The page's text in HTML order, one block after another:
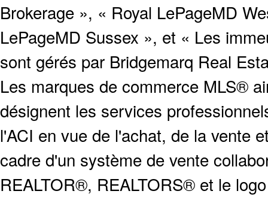
Brokerage », « Royal LePageMD
LePageMD Sussex », et « Les
sont gérés par Bridgemarq Real
Les marques de commerce MLS®
désignent les services
l'ACI en vue de l'achat, de la vente
cadre d'un système de vente
REALTOR®, REALTORS® et le